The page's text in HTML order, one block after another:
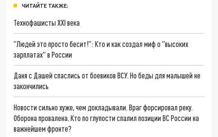
ЧИТАЙТЕ ТАКЖЕ:
Технофашисты XXI века
"Людей это просто бесит!": Кто и как создал миф о "высоких
зарплатах" в России
Даня с Дашей спаслись от боевиков ВСУ. Но беды для малышей не
закончились
Новости сильно хуже, чем докладывали. Враг форсировал реку.
Оборона провалена. Кто по глупости спалил позиции ВС России на
важнейшем фронте?